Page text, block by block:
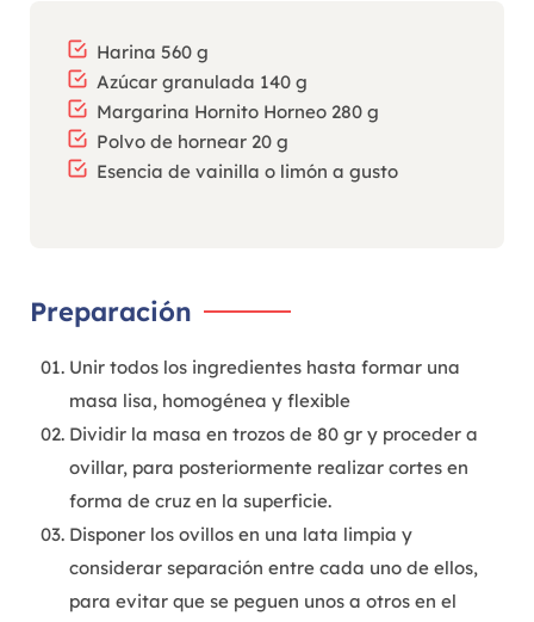
Harina 560 g
Azúcar granulada 140 g
Margarina Hornito Horneo 280 g
Polvo de hornear 20 g
Esencia de vainilla o limón a gusto
Preparación
Unir todos los ingredientes hasta formar una
masa lisa, homogénea y flexible
Dividir la masa en trozos de 80 gr y proceder a
ovillar, para posteriormente realizar cortes en
forma de cruz en la superficie.
Disponer los ovillos en una lata limpia y
considerar separación entre cada uno de ellos,
para evitar que se peguen unos a otros en el